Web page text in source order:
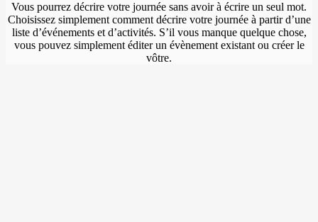
Vous pourrez décrire votre journée sans avoir à écrire un seul mot.
Choisissez simplement comment décrire votre journée à partir d’une
liste d’événements et d’activités. S’il vous manque quelque chose,
vous pouvez simplement éditer un évènement existant ou créer le
vôtre.